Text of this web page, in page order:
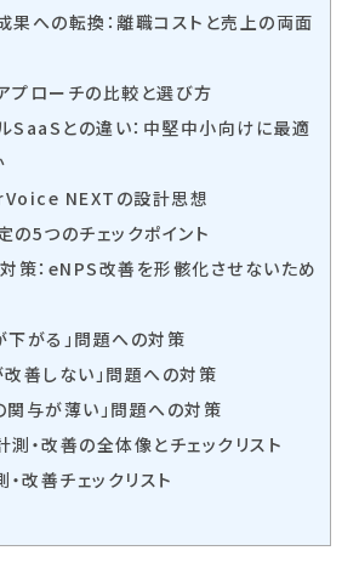
果への転換：離職コストと売上の両面
プローチの比較と選び方
SaaSとの違い：中堅中小向けに最適
NEXTの設計思想
の5つのチェックポイント
策：eNPS改善を形骸化させないため
下がる」問題への対策
改善しない」問題への対策
関与が薄い」問題への対策
測・改善の全体像とチェックリスト
改善チェックリスト